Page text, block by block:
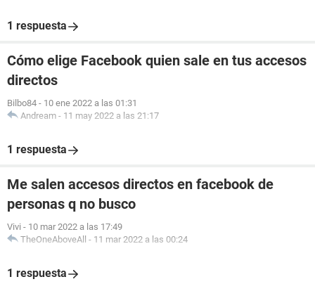
1 respuesta
Cómo elige Facebook quien sale en tus accesos
directos
Bilbo84 - 10 ene 2022 a las 01:31
Andream - 11 may 2022 a las 21:17
1 respuesta
Me salen accesos directos en facebook de
personas q no busco
Vivi - 10 mar 2022 a las 17:49
TheOneAboveAll - 11 mar 2022 a las 00:24
1 respuesta